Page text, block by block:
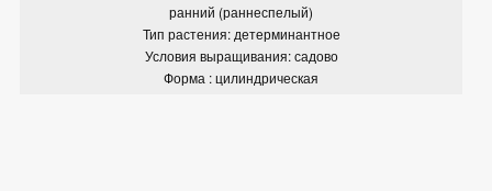
ранний (раннеспелый)
Тип растения: детерминантное
Условия выращивания: садово
Форма : цилиндрическая